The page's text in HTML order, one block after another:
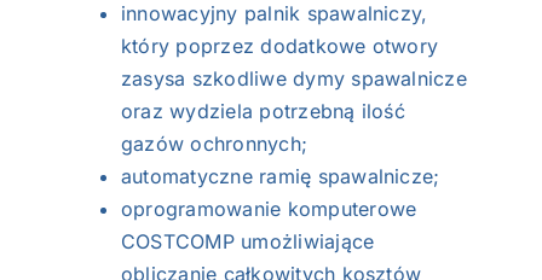
innowacyjny palnik spawalniczy,
który poprzez dodatkowe otwory
zasysa szkodliwe dymy spawalnicze
oraz wydziela potrzebną ilość
gazów ochronnych;
automatyczne ramię spawalnicze;
oprogramowanie komputerowe
COSTCOMP umożliwiające
obliczanie całkowitych kosztów